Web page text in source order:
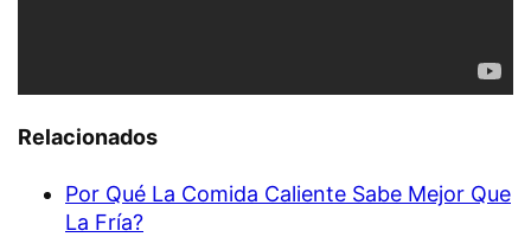
Relacionados
Por Qué La Comida Caliente Sabe Mejor Que
La Fría?